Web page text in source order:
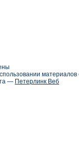
— Петерлинк Веб